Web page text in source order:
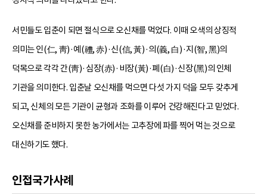
서민들도 입춘이 되면 절식으로 오신채를 먹었다. 이때 오색의 상징적
의미는 인(仁, 靑)·예(禮, 赤)·신(信, 黃)·의(義, 白)·지(智, 黑)의
덕목으로 각각 간(靑)·심장(赤)·비장(黃)·폐(白)·신장(黑)의 인체
기관을 의미한다. 입춘날 오신채를 먹으면 다섯 가지 덕을 모두 갖추게
되고, 신체의 모든 기관이 균형과 조화를 이루어 건강해진다고 믿었다.
오신채를 준비하지 못한 농가에서는 고추장에 파를 찍어 먹는 것으로
대신하기도 했다.
인접국가사례